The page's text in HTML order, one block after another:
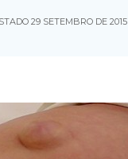
29 SETEMBRO DE 2015